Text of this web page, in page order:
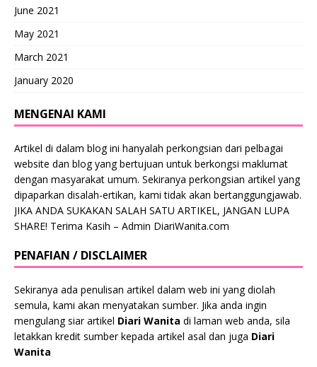
June 2021
May 2021
March 2021
January 2020
MENGENAI KAMI
Artikel di dalam blog ini hanyalah perkongsian dari pelbagai
website dan blog yang bertujuan untuk berkongsi maklumat
dengan masyarakat umum. Sekiranya perkongsian artikel yang
dipaparkan disalah-ertikan, kami tidak akan bertanggungjawab.
JIKA ANDA SUKAKAN SALAH SATU ARTIKEL, JANGAN LUPA
SHARE! Terima Kasih – Admin DiariWanita.com
PENAFIAN / DISCLAIMER
Sekiranya ada penulisan artikel dalam web ini yang diolah
semula, kami akan menyatakan sumber. Jika anda ingin
mengulang siar artikel Diari Wanita di laman web anda, sila
letakkan kredit sumber kepada artikel asal dan juga Diari
Wanita